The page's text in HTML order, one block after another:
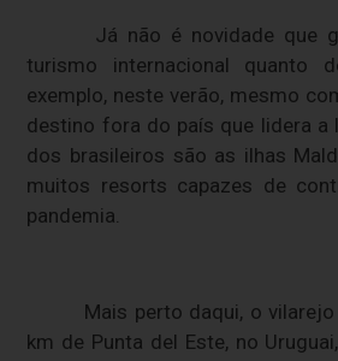
Já não é novidade que
turismo internacional quanto
exemplo, neste verão, mesmo
destino fora do país que lidera a
dos brasileiros são as ilhas
muitos resorts capazes de
pandemia.
Mais perto daqui, o
km de Punta del Este, no